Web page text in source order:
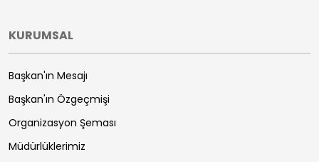
KURUMSAL
Başkan'ın Mesajı
Başkan'ın Özgeçmişi
Organizasyon Şeması
Müdürlüklerimiz